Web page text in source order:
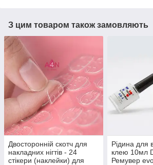
З цим товаром також замовляють
Двосторонній скотч для
накладних нігтів - 24
стікери (наклейки) для
Рідина для
клею 10мл
Ремувер